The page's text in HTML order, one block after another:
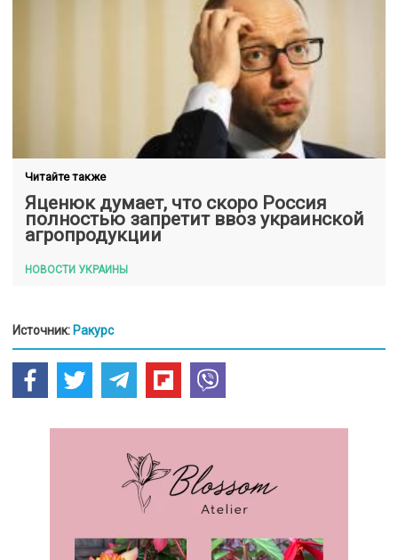
Читайте также
Яценюк думает, что скоро Россия
полностью запретит ввоз украинской
агропродукции
НОВОСТИ УКРАИНЫ
Источник: Ракурс